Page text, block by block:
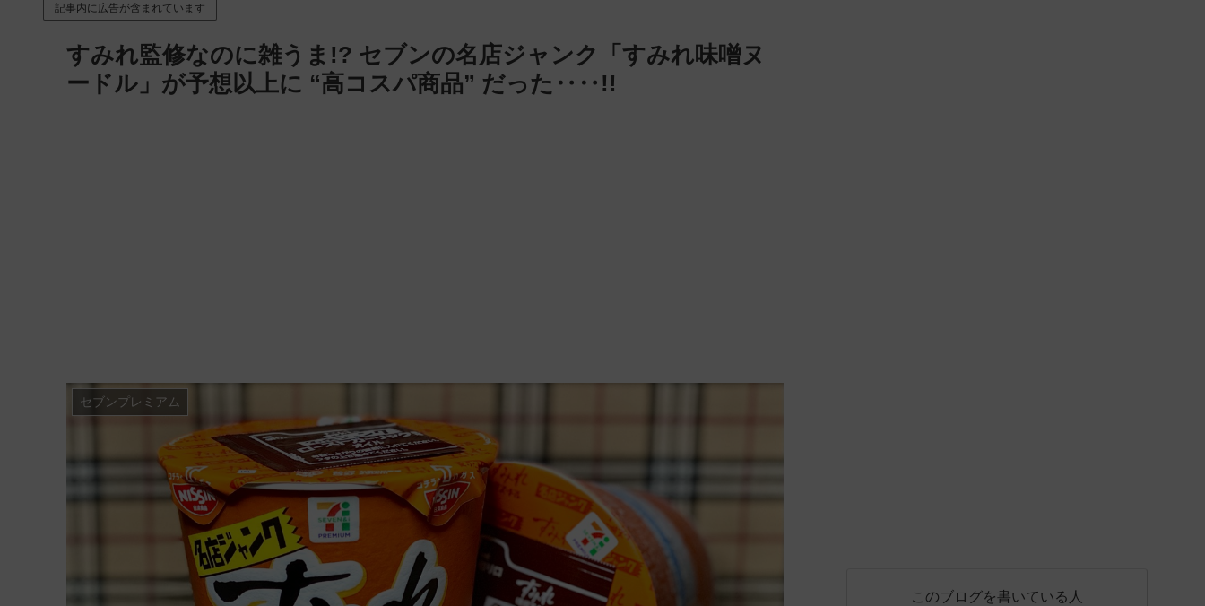
記事内に広告が含まれています
すみれ監修なのに雑うま!? セブンの名店ジャンク「すみれ味噌ヌ
ードル」が予想以上に “高コスパ商品” だった‥‥!!
セブンプレミアム
このブログを書いている人